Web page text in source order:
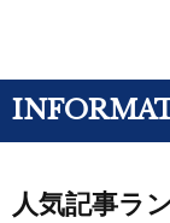
人気記事ラ